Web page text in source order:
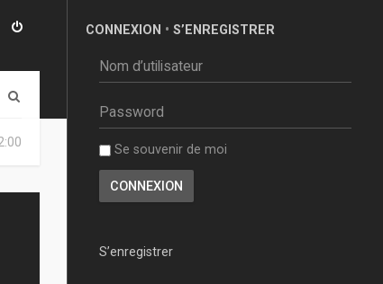
CONNEXION • S’ENREGISTRER
Se souvenir de moi
S’enregistrer